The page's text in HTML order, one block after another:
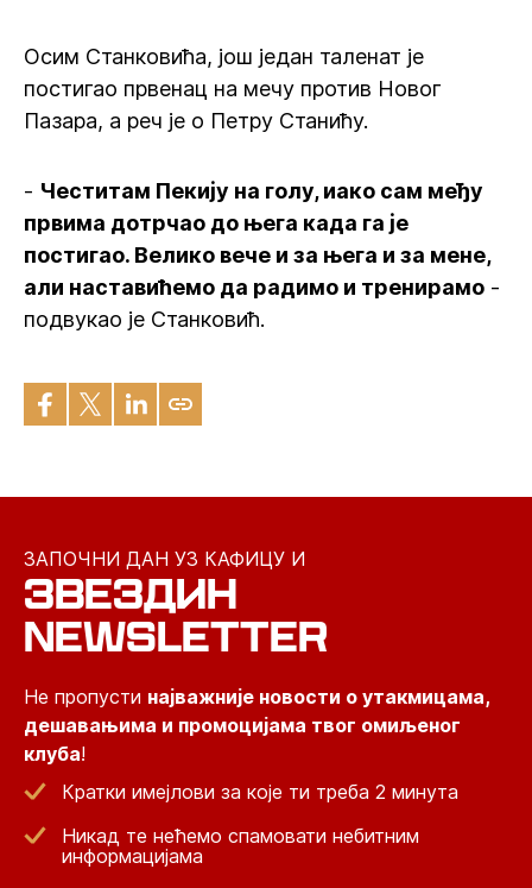
Осим Станковића, још један таленат је
постигао првенац на мечу против Новог
Пазара, а реч је о Петру Станићу.
- Честитам Пекију на голу, иако сам међу
првима дотрчао до њега када га је
постигао. Велико вече и за њега и за мене,
али наставићемо да радимо и тренирамо -
подвукао је Станковић.
ЗАПОЧНИ ДАН УЗ КАФИЦУ И
ЗВЕЗДИН
NEWSLETTER
Не пропусти најважније новости о утакмицама,
дешавањима и промоцијама твог омиљеног
клуба!
Кратки имејлови за које ти треба 2 минута
Никад те нећемо спамовати небитним
информацијама